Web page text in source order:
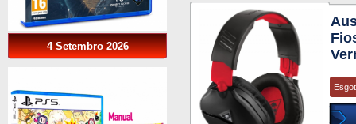
4 Setembro 2026